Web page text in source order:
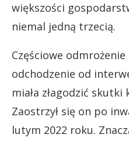
większości
niemal jedną trzecią.
Częściowe
odchodzenie od
miała złagodzić
Zaostrzył się on po
lutym 2022 roku.